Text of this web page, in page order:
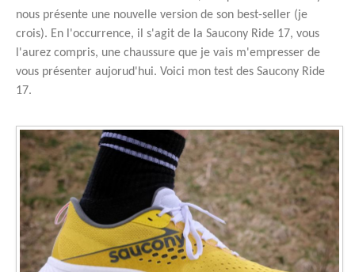
nous présente une nouvelle version de son best-seller (je
crois). En l'occurrence, il s'agit de la Saucony Ride 17, vous
l'aurez compris, une chaussure que je vais m'empresser de
vous présenter aujorud'hui. Voici mon test des Saucony Ride
17.